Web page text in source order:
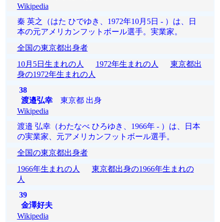
Wikipedia
秦 英之（はた ひでゆき、1972年10月5日 - ）は、日
本の元アメリカンフットボール選手。実業家。
全国の東京都出身者
10月5日生まれの人
1972年生まれの人
東京都出
身の1972年生まれの人
38
渡邉弘幸東京都 出身
Wikipedia
渡邉 弘幸（わたなべ ひろゆき、1966年 - ）は、日本
の実業家、元アメリカンフットボール選手。
全国の東京都出身者
1966年生まれの人
東京都出身の1966年生まれの
人
39
金澤好夫
Wikipedia